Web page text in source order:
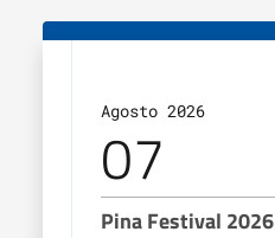
Agosto 2026
07
Pina Festival 2026